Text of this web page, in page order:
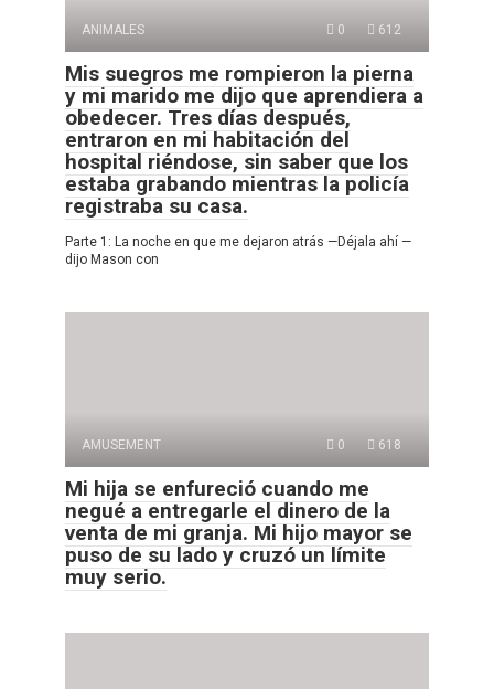
ANIMALES 0 612
Mis suegros me rompieron la pierna
y mi marido me dijo que aprendiera a
obedecer. Tres días después,
entraron en mi habitación del
hospital riéndose, sin saber que los
estaba grabando mientras la policía
registraba su casa.
Parte 1: La noche en que me dejaron atrás —Déjala ahí —
dijo Mason con
AMUSEMENT 0 618
Mi hija se enfureció cuando me
negué a entregarle el dinero de la
venta de mi granja. Mi hijo mayor se
puso de su lado y cruzó un límite
muy serio.